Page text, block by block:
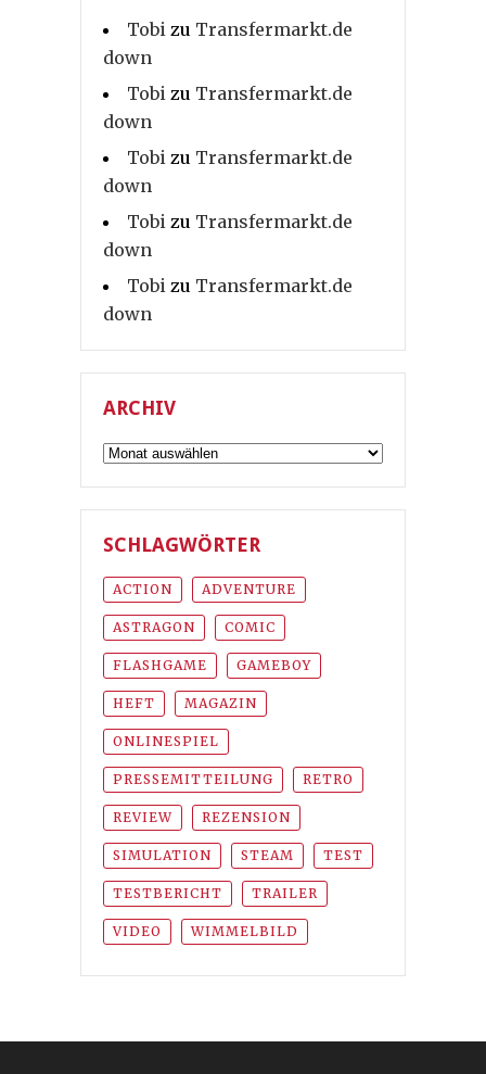
Tobi zu Transfermarkt.de
down
Tobi zu Transfermarkt.de
down
Tobi zu Transfermarkt.de
down
Tobi zu Transfermarkt.de
down
Tobi zu Transfermarkt.de
down
ARCHIV
Archiv
SCHLAGWÖRTER
ACTION ADVENTURE
ASTRAGON COMIC
FLASHGAME GAMEBOY
HEFT MAGAZIN
ONLINESPIEL
PRESSEMITTEILUNG RETRO
REVIEW REZENSION
SIMULATION STEAM TEST
TESTBERICHT TRAILER
VIDEO WIMMELBILD